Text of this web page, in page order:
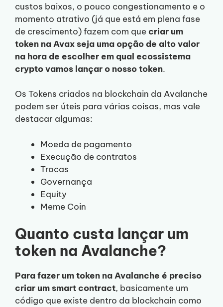
custos baixos, o pouco congestionamento e o
momento atrativo (já que está em plena fase
de crescimento) fazem com quecriar um
token na Avax seja uma opção de alto valor
na hora de escolher em qual ecossistema
crypto vamos lançar o nosso token.
Os Tokens criados na blockchain da Avalanche
podem ser úteis para várias coisas, mas vale
destacar algumas:
Moeda de pagamento
Execução de contratos
Trocas
Governança
Equity
Meme Coin
Quanto custa lançar um
token na Avalanche?
Para fazer um token na Avalanche é preciso
criar um smart contract, basicamente um
código que existe dentro da blockchain como